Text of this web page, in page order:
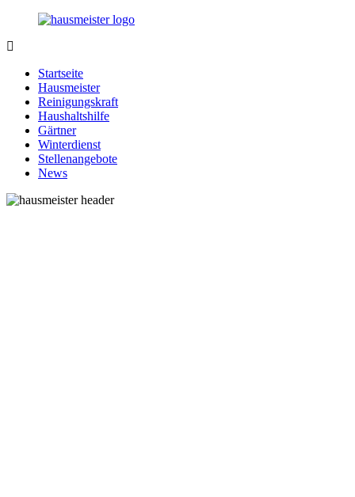
Zurück
Inhalt
Hausmeister.de
rund
Ihren
Haushalt
Startseite
Hausmeister
Reinigungskraft
Haushaltshilfe
Gärtner
Winterdienst
Stellenangebote
News